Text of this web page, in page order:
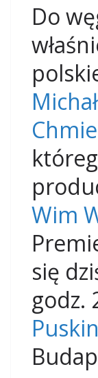
Do
Wim
się
godz.
Puskin